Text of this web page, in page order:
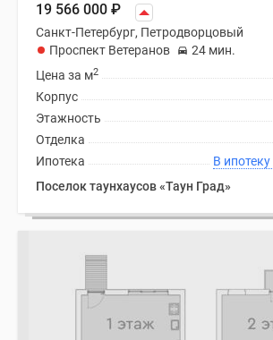
19 566 000 ₽
Санкт-Петербург, Петродворцовый
Проспект Ветеранов
24 мин.
Цена за м2
Корпус
Этажность
Отделка
Ипотека
Поселок таунхаусов «Таун Град»